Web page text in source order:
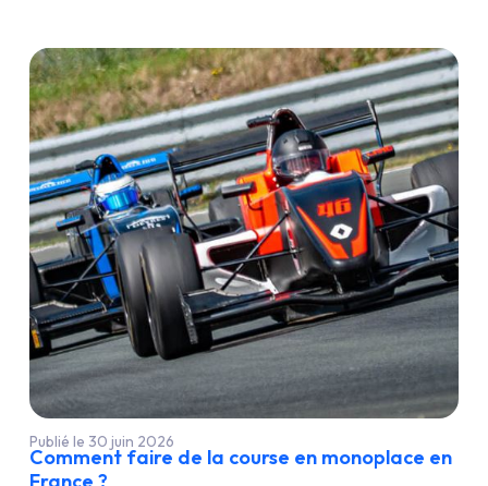
Publié le 30 juin 2026
Comment faire de la course en monoplace en